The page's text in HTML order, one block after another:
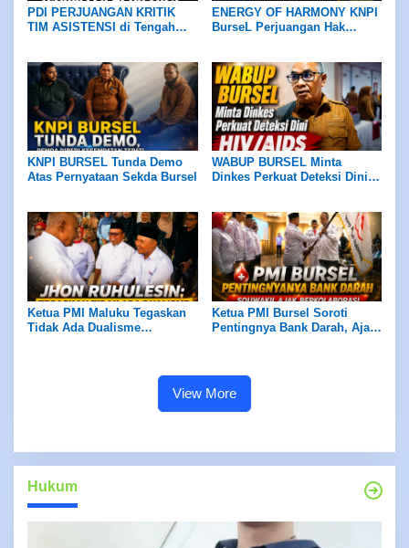
PDI PERJUANGAN KRITIK
TIM ASISTENSI di Tengah
Catatan
ENERGY OF HARMONY KNPI
BurseL Perjuangan Hak
KNPI BURSEL Tunda Demo
Atas Pernyataan Sekda Bursel
WABUP BURSEL Minta
Dinkes Perkuat Deteksi Dini
Ketua PMI Maluku Tegaskan
Tidak Ada Dualisme
Ketua PMI Bursel Soroti
Pentingnya Bank Darah, Ajak
View More
Hukum